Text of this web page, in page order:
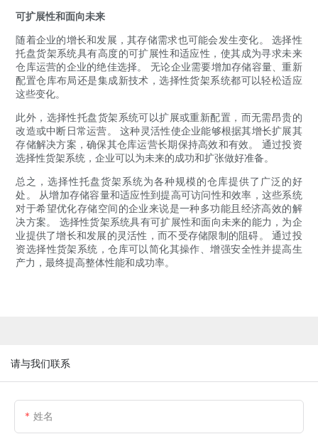
可扩展性和面向未来
随着企业的增长和发展，其存储需求也可能会发生变化。 选择性
托盘货架系统具有高度的可扩展性和适应性，使其成为寻求未来
仓库运营的企业的绝佳选择。 无论企业需要增加存储容量、重新
配置仓库布局还是集成新技术，选择性货架系统都可以轻松适应
这些变化。
此外，选择性托盘货架系统可以扩展或重新配置，而无需昂贵的
改造或中断日常运营。 这种灵活性使企业能够根据其增长扩展其
存储解决方案，确保其仓库运营长期保持高效和有效。 通过投资
选择性货架系统，企业可以为未来的成功和扩张做好准备。
总之，选择性托盘货架系统为各种规模的仓库提供了广泛的好
处。 从增加存储容量和适应性到提高可访问性和效率，这些系统
对于希望优化存储空间的企业来说是一种多功能且经济高效的解
决方案。 选择性货架系统具有可扩展性和面向未来的能力，为企
业提供了增长和发展的灵活性，而不受存储限制的阻碍。 通过投
资选择性货架系统，仓库可以简化其操作、增强安全性并提高生
产力，最终提高整体性能和成功率。
请与我们联系
姓名